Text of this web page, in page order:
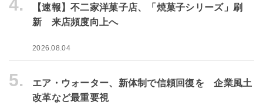
4.
【速報】不二家洋菓子店、「焼菓子シリーズ」刷
新 来店頻度向上へ
2026.08.04
5.
エア・ウォーター、新体制で信頼回復を 企業風土
改革など最重要視